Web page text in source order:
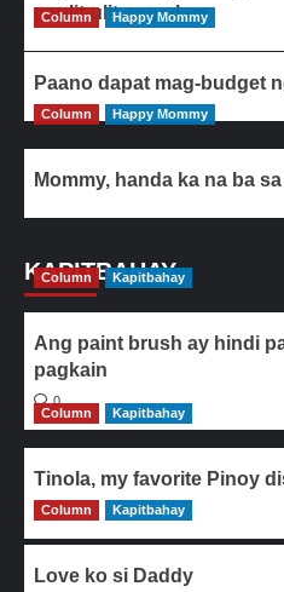
paulit-ulit ang ulam
Column Happy Mommy
Paano dapat mag-budget
Column Happy Mommy
Mommy, handa ka na ba
KAPITBAHAY
Column Kapitbahay
Ang paint brush ay hindi
pagkain
0
Column
Kapitbahay
Tinola, my favorite Pinoy
0
Column Kapitbahay
Love ko si Daddy